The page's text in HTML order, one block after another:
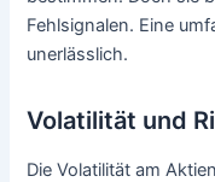
Fehlsignalen. Eine
unerlässlich.
Volatilität und
Die Volatilität am